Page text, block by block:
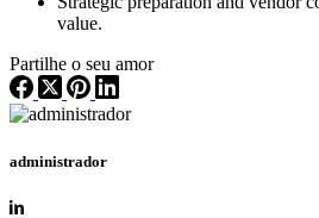
value.
Partilhe o seu amor
administrador